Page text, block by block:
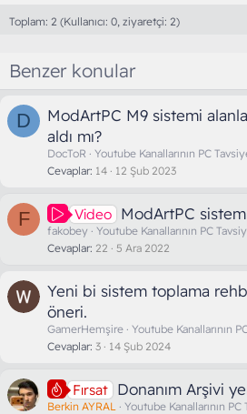
Toplam: 2 (Kullanıcı: 0, ziyaretçi: 2)
Benzer konular
D
ModArtPC M9 sistemi
aldı mı?
DocToR
Youtube Kanallarının PC
Cevaplar 14 12 Şub 2023
F Video ModArtPC
fakobey
Youtube Kanallarının PC
Cevaplar 22 5 Ara 2022
Yeni bi sistem toplama
öneri.
GamerHemşire Youtube Kanallarının
Cevaplar 3 14 Şub 2024
Fırsat Donanım Arşivi
Berkin AYRAL Youtube Kanallarının PC